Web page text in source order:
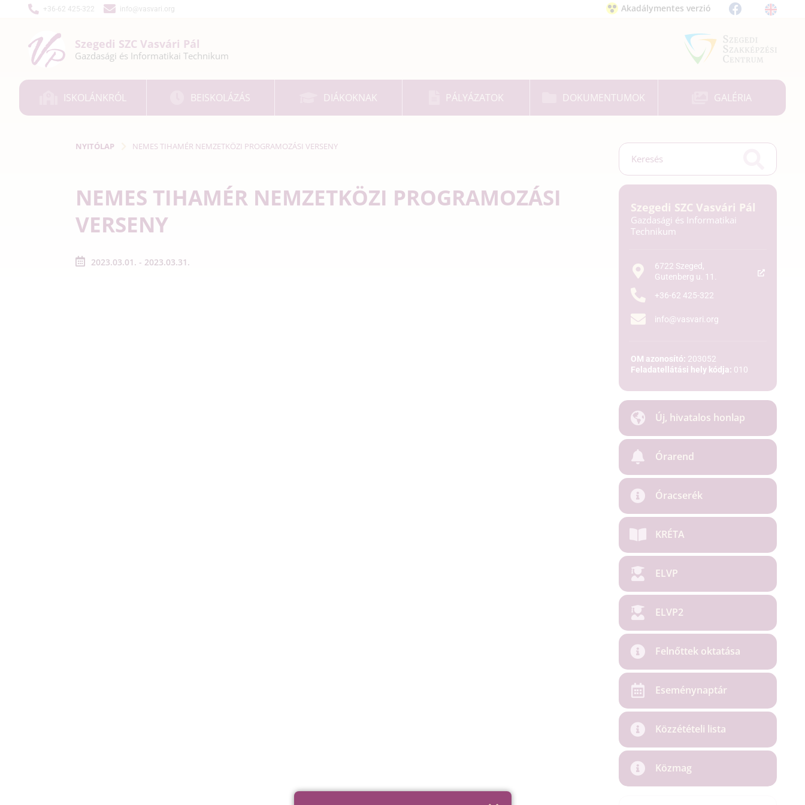
+36-62 425-322 info@vasvari.org Akadálymentes verzió
Szegedi SZC Vasvári Pál
Gazdasági és Informatikai Technikum
ISKOLÁNKRÓL BEISKOLÁZÁS DIÁKOKNAK PÁLYÁZATOK DOKUMENTUMOK GALÉRIA
NYITÓLAP NEMES TIHAMÉR NEMZETKÖZI PROGRAMOZÁSI VERSENY
NEMES TIHAMÉR NEMZETKÖZI PROGRAMOZÁSI
VERSENY
2023.03.01. - 2023.03.31.
Szegedi SZC Vasvári Pál
Gazdasági és Informatikai
Technikum
6722 Szeged,
Gutenberg u. 11.
+36-62 425-322
info@vasvari.org
OM azonosító: 203052
Feladatellátási hely kódja: 010
Új, hivatalos honlap
Órarend
Óracserék
KRÉTA
ELVP
ELVP2
Felnőttek oktatása
Eseménynaptár
Közzétételi lista
Közmag